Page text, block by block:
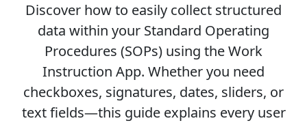
Discover how to easily collect structured
data within your Standard Operating
Procedures (SOPs) using theWork
Instruction App. Whether you need
checkboxes, signatures, dates, sliders, or
text fields—this guide explains every user